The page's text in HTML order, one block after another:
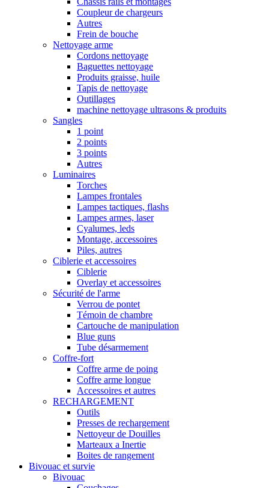
Coupleur de chargeurs
Autres
Frein de bouche
Nettoyage arme
Cordons nettoyage
Baguettes nettoyage
Produits graisse, huile
Tapis de nettoyage
Outillages
machine nettoyage ultrasons & produits
Sangles
1 point
2 points
3 points
Autres
Luminaires
Torches
Lampes frontales
Lampes tactiques, flashs
Lampes armes, laser
Cyalumes, leds
Montage, accessoires
Piles, autres
Ciblerie et accessoires
Ciblerie
Overlay et accessoires
Sécurité de l'arme
Verrou de pontet
Témoin de chambre
Cartouche de manipulation
Blue guns
Tube désarmement
Coffre-fort
Coffre arme de poing
Coffre arme longue
Accessoires et autres
RECHARGEMENT
Outils
Presses de rechargement
Nettoyeur de Douilles
Marteaux a Inertie
Boites de rangement
Bivouac et survie
Bivouac